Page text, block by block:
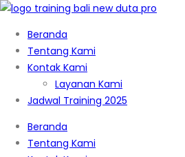
Beranda
Tentang Kami
Kontak Kami
Layanan Kami
Jadwal Training 2025
Beranda
Tentang Kami